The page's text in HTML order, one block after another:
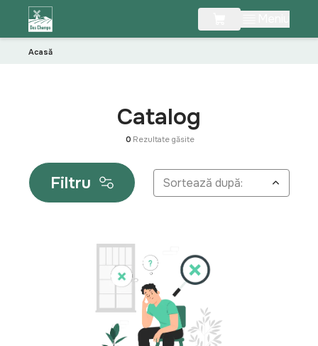
Acasă
Catalog
0 Rezultate găsite
Filtru Sortează după: